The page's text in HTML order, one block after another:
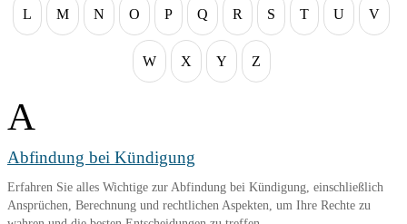
L M N O P Q R S T U V
W X Y Z
A
Abfindung bei Kündigung
Erfahren Sie alles Wichtige zur Abfindung bei Kündigung, einschließlich
Ansprüchen, Berechnung und rechtlichen Aspekten, um Ihre Rechte zu